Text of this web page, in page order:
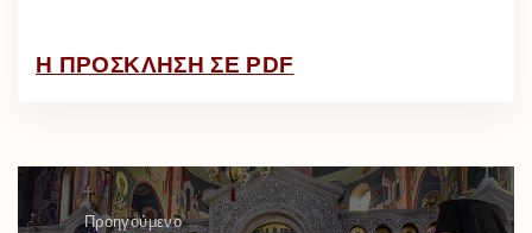
Η ΠΡΟΣΚΛΗΣΗ ΣΕ PDF
Προηγούμενο